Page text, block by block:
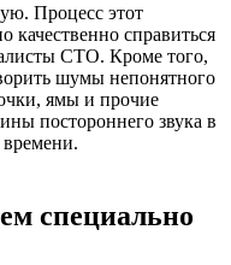
Процесс этот
качественно справиться
СТО. Кроме того,
шумы непонятного
ямы и прочие
постороннего звука в
времени.
специально